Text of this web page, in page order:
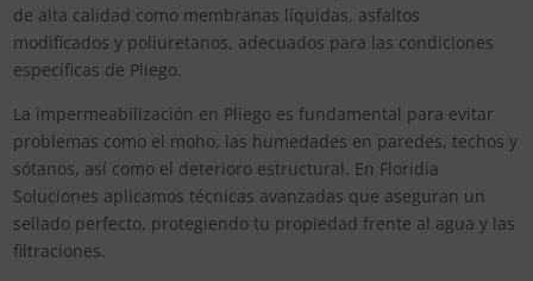
de alta calidad como membranas líquidas, asfaltos
modificados y poliuretanos, adecuados para las condiciones
específicas de Pliego.
La impermeabilización en Pliego es fundamental para evitar
problemas como el moho, las humedades en paredes, techos y
sótanos, así como el deterioro estructural. En Floridia
Soluciones aplicamos técnicas avanzadas que aseguran un
sellado perfecto, protegiendo tu propiedad frente al agua y las
filtraciones.